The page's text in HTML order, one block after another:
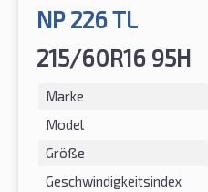
NP 226 TL
215/60R16 95H
Marke
Model
Größe
Geschwindigkeitsindex